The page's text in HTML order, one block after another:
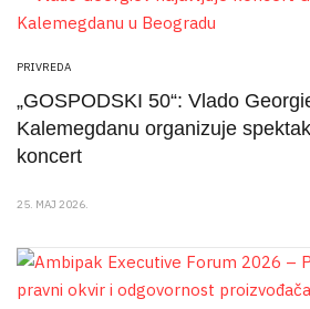
PRIVREDA
„GOSPODSKI 50“: Vlado
Kalemegdanu organizuje
koncert
25. MAJ 2026.